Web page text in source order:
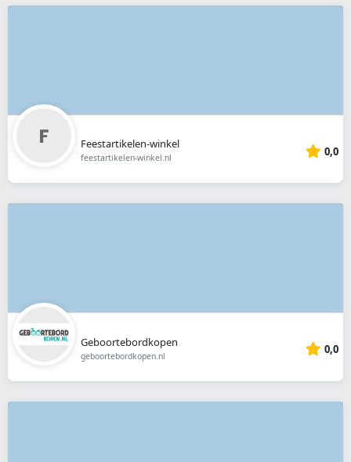
Feestartikelen-winkel
feestartikelen-winkel.nl 0,0
Geboortebordkopen
geboortebordkopen.nl 0,0